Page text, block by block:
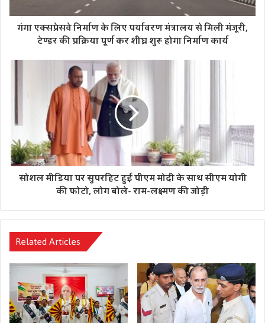
वायरस प्रभावित कुल मरीजों की संख्या 43 है। 103 लोग उपचारित
होकर स्वस्थ हो चुके हैं। लोगों के स्वास्थ्य में तेजी से सुधार हो रहा है।
मुख्यमंत्री जी को अवगत कराया गया कि प्रदेश में ऑक्सीजन प्लांट
स्थापना अभियान स्वरूप की जा रही है। इस तरह अब तक विभिन्न
जिलों में कुल 518 ऑक्सीजन प्लांट क्रियाशील किए जा चुके हैं।
मुख्यमंत्री जी ने शेष प्लांट की स्थापना का कार्य यथाशीघ्र पूर्ण करने हेतु
निर्देशित किया है।
गंगा एक्सप्रेसवे निर्माण के लिए पर्यावरण मंत्रालय से मिली मंजूरी,
टेण्डर की प्रक्रिया पूर्ण कर शीघ्र शुरू होगा निर्माण कार्य
सोशल मीडिया पर सुपरहिट हुई पीएम मोदी के साथ सीएम योगी
की फोटो, लोग बोले- राम-लक्ष्मण की जोड़ी
Related Articles